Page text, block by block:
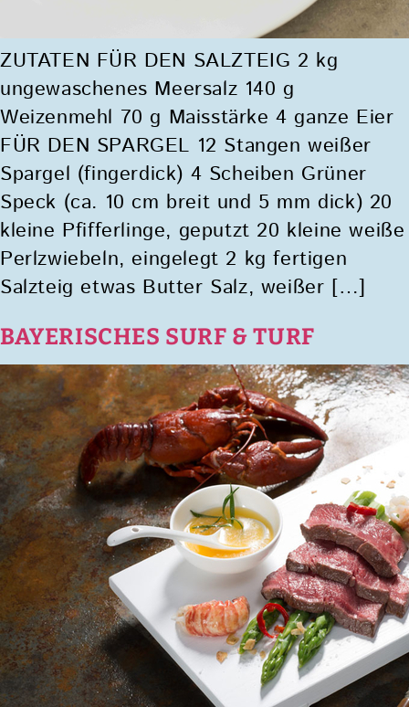
ZUTATEN FÜR DEN SALZTEIG 2 kg
ungewaschenes Meersalz 140 g
Weizenmehl 70 g Maisstärke 4 ganze Eier
FÜR DEN SPARGEL 12 Stangen weißer
Spargel (fingerdick) 4 Scheiben Grüner
Speck (ca. 10 cm breit und 5 mm dick) 20
kleine Pfifferlinge, geputzt 20 kleine weiße
Perlzwiebeln, eingelegt 2 kg fertigen
Salzteig etwas Butter Salz, weißer […]
BAYERISCHES SURF & TURF